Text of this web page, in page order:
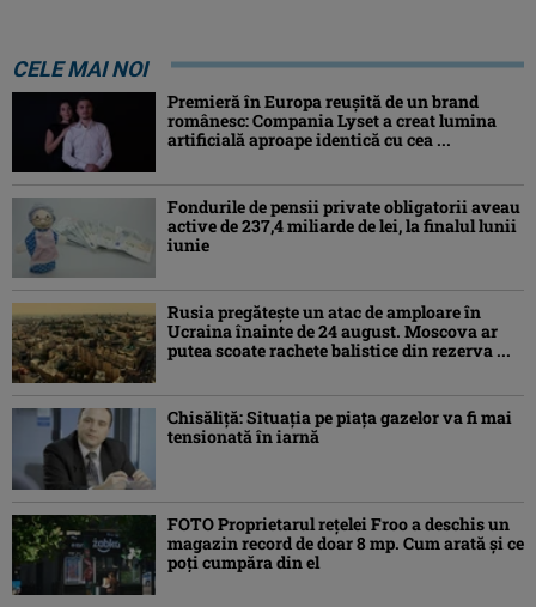
CELE MAI NOI
Premieră în Europa reușită de un brand
românesc: Compania Lyset a creat lumina
artificială aproape identică cu cea ...
Fondurile de pensii private obligatorii aveau
active de 237,4 miliarde de lei, la finalul lunii
iunie
Rusia pregătește un atac de amploare în
Ucraina înainte de 24 august. Moscova ar
putea scoate rachete balistice din rezerva ...
Chisăliţă: Situaţia pe piaţa gazelor va fi mai
tensionată în iarnă
FOTO Proprietarul rețelei Froo a deschis un
magazin record de doar 8 mp. Cum arată și ce
poți cumpăra din el